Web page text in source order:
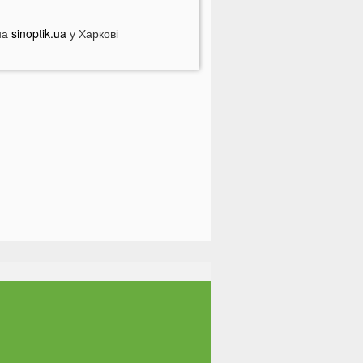
війна та важка зима:
На Волині військові ТЦК вибили
sinoptik.uaу Харкові